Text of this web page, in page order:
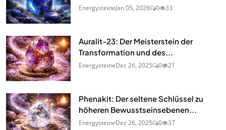
EnergysteineJan 05, 2026 0 33
Auralit-23: Der Meisterstein der
Transformation und des...
EnergysteineDez 26, 2025 0 21
Phenakit: Der seltene Schlüssel zu
höheren Bewusstseinsebenen...
EnergysteineDez 26, 2025 0 37